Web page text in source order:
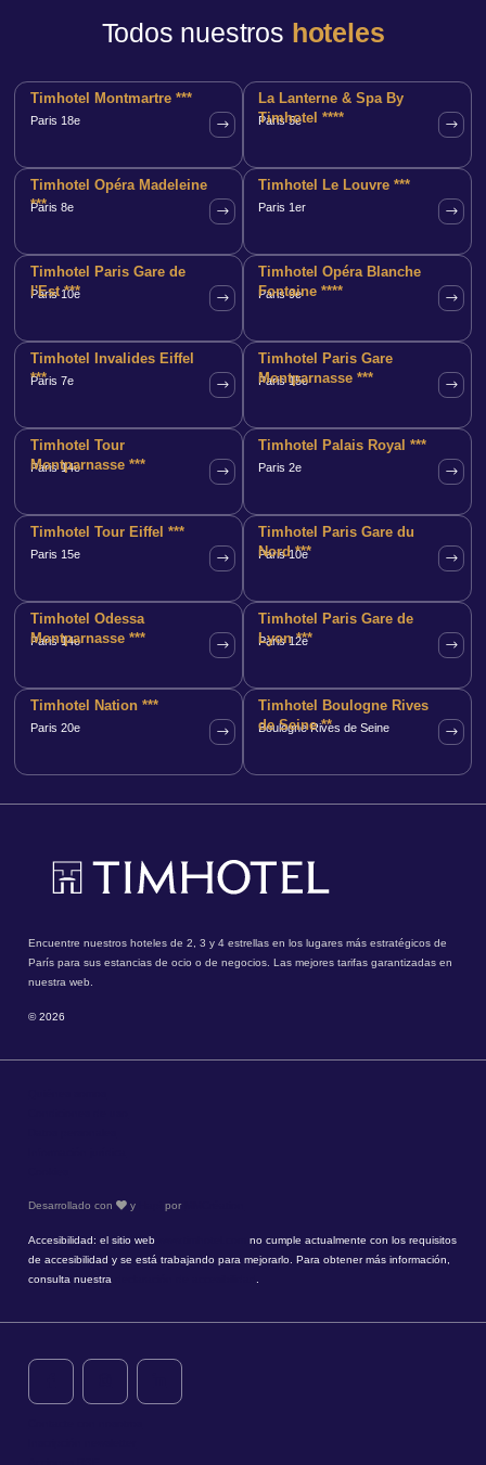
Todos nuestros hoteles
Timhotel Montmartre ***
Paris 18e
La Lanterne & Spa By
Timhotel ****
Paris 5e
Timhotel Opéra Madeleine
***
Paris 8e
Timhotel Le Louvre ***
Paris 1er
Timhotel Paris Gare de
l'Est ***
Paris 10e
Timhotel Opéra Blanche
Fontaine ****
Paris 9e
Timhotel Invalides Eiffel
***
Paris 7e
Timhotel Paris Gare
Montparnasse ***
Paris 15e
Timhotel Tour
Montparnasse ***
Paris 14e
Timhotel Palais Royal ***
Paris 2e
Timhotel Tour Eiffel ***
Paris 15e
Timhotel Paris Gare du
Nord ***
Paris 10e
Timhotel Odessa
Montparnasse ***
Paris 14e
Timhotel Paris Gare de
Lyon ***
Paris 12e
Timhotel Nation ***
Paris 20e
Timhotel Boulogne Rives
de Seine **
Boulogne Rives de Seine
Encuentre nuestros hoteles de 2, 3 y 4 estrellas en los lugares más estratégicos de
París para sus estancias de ocio o de negocios. Las mejores tarifas garantizadas en
nuestra web.
© 2026
Desarrollado con y por
Accesibilidad: el sitio web
no cumple actualmente con los requisitos
de accesibilidad y se está trabajando para mejorarlo. Para obtener más información,
consulta nuestra